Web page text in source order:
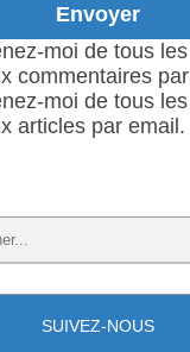
moi de tous les
commentaires
moi de tous les
articles par email.
SUIVEZ-NOUS